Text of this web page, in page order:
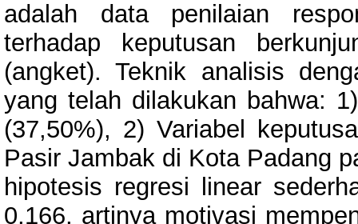
adalah data penilaian
terhadap keputusan
(angket). Teknik analisis
yang telah dilakukan bahwa:
(37,50%), 2) Variabel
Pasir Jambak di Kota Padang
hipotesis regresi linear
0,166, artinya motivasi